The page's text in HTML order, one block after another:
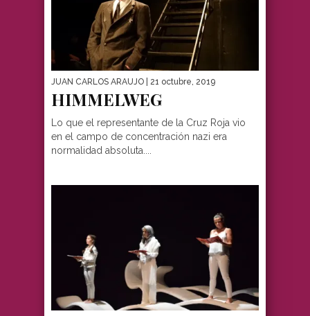
JUAN CARLOS ARAUJO | 21 octubre, 2019
HIMMELWEG
Lo que el representante de la Cruz Roja vio
en el campo de concentración nazi era
normalidad absoluta....